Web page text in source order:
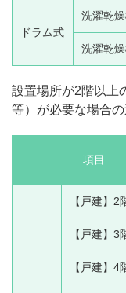
ドラム式
洗濯乾
洗濯乾
設置場所が2階以上
等）が必要な場合
項目
【戸建】2
【戸建】3
【戸建】4